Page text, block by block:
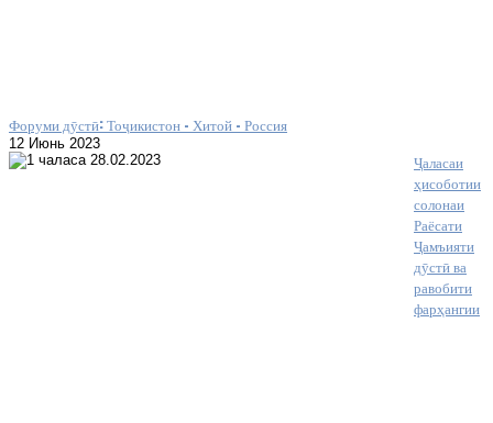
Форуми дӯстӣ: Тоҷикистон – Хитой – Россия
12 Июнь 2023
Ҷаласаи
ҳисоботии
солонаи
Раёсати
Ҷамъияти
дӯстӣ ва
равобити
фарҳангии